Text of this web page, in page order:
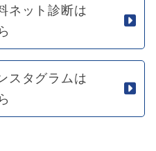
ネット診断は
スタグラムは